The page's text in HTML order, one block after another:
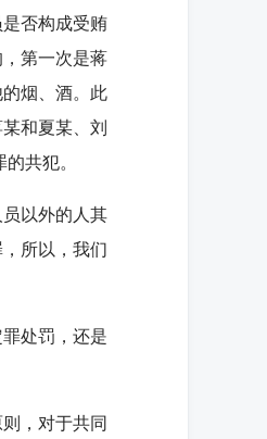
否构成受贿
第一次是蒋
烟、酒。此
和夏某、刘
共犯。
以外的人其
所以，我们
处罚，还是
，对于共同